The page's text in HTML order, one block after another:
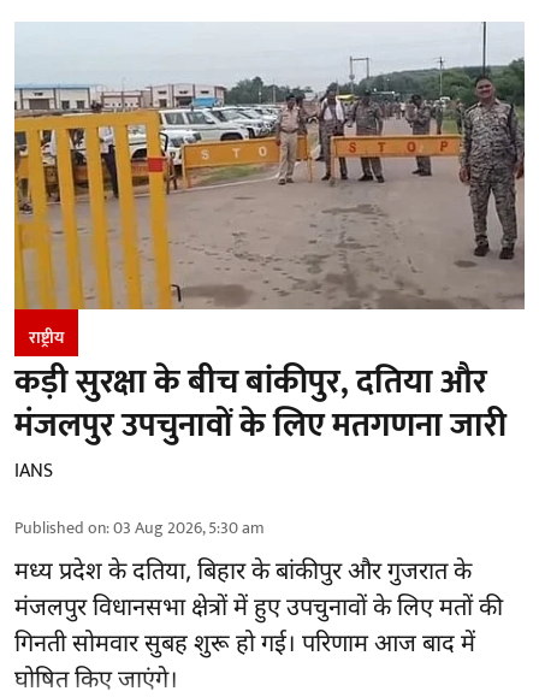
राष्ट्रीय
कड़ी सुरक्षा के बीच बांकीपुर, दतिया और
मंजलपुर उपचुनावों के लिए मतगणना जारी
IANS
Published on:03 Aug 2026, 5:30 am
मध्य प्रदेश के दतिया, बिहार के बांकीपुर और गुजरात के
मंजलपुर विधानसभा क्षेत्रों में हुए उपचुनावों के लिए मतों की
गिनती सोमवार सुबह शुरू हो गई। परिणाम आज बाद में
घोषित किए जाएंगे।